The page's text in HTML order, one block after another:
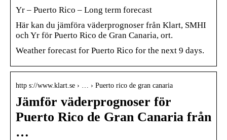
Yr – Puerto Rico – Long term forecast
Här kan du jämföra väderprognoser från Klart, SMHI
och Yr för Puerto Rico de Gran Canaria, ort.
Weather forecast for Puerto Rico for the next 9 days.
http s://www.klart.se › … › Puerto rico de gran canaria
Jämför väderprognoser för
Puerto Rico de Gran Canaria från
…